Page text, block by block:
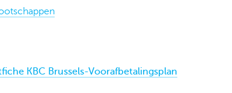
KBC Brussels-Voorafbetalingsplan